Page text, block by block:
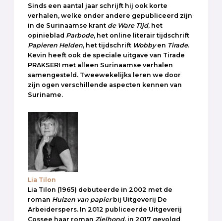
Sinds een aantal jaar schrijft hij ook korte
verhalen, welke onder andere gepubliceerd zijn
in de Surinaamse krant de Ware Tijd, het
opinieblad Parbode, het online literair tijdschrift
Papieren Helden, het tijdschrift Wobbyen Tirade.
Kevin heeft ook de speciale uitgave van Tirade
PRAKSERI met alleen Surinaamse verhalen
samengesteld. Tweewekelijks leren we door
zijn ogen verschillende aspecten kennen van
Suriname.
Lia Tilon
Lia Tilon (1965) debuteerde in 2002 met de
roman Huizen van papierbij Uitgeverij De
Arbeiderspers. In 2012 publiceerde Uitgeverij
Cossee haar roman Zielhond, in 2017 gevolgd